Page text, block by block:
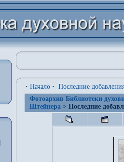
· Начало · Последние
Фотоархив Библиотеки
Штейнера > Последние